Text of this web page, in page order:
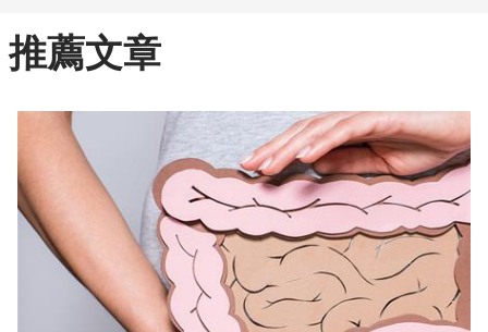
推薦文章